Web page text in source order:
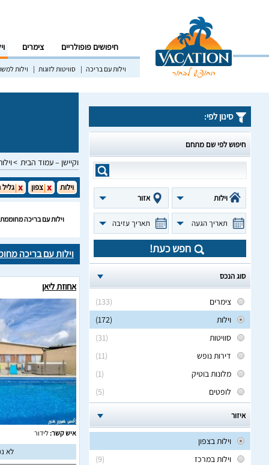
חיפושים פופולריים צימרים
וילות עם בריכה סוויטות לזוגות וילות
וקיישן – עמוד הבית
סינון לפי:
חיפוש לפי שם מתחם
וילות אזור
תאריך הגעה תאריך עזיבה
חפש כעת!
סוג הנכס
(133)
צימרים
(172)
וילות
(31)
סוויטות
(11)
דירות נופש
(1)
מלונות בוטיק
(5)
לופטים
איזור
וילות בצפון
(9)
וילות במרכז
וילות צפון
וילות עם בריכה
וילות עם בריכה
אחוזת ליאן
איש קשר:לידור
לא